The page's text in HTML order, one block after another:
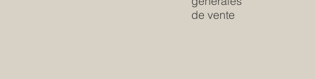
de vente